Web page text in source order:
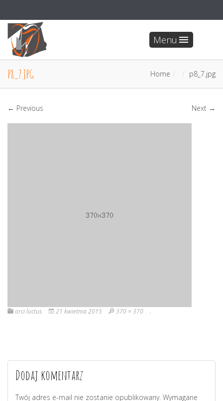
Menu
P8_7.JPG Home p8_7.jpg
← Previous Next →
orci luctus 21 kwietnia 2015 370 × 370 .
Dodaj komentarz
Twój adres e-mail nie zostanie opublikowany. Wymagane